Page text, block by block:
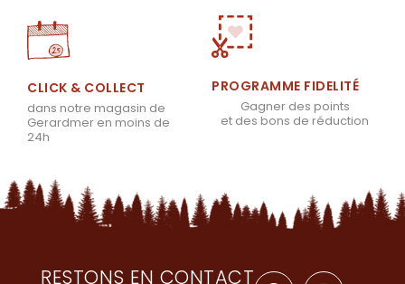
CLICK & COLLECT
dans notre magasin de
Gerardmer en moins de
24h
PROGRAMME FIDELITÉ
Gagner des points
et des bons de réduction
RESTONS EN CONTACT